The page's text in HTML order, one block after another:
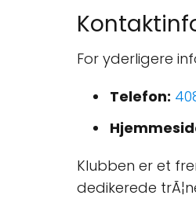
For yderligere
Telefon:
Klubben er et
dedikerede